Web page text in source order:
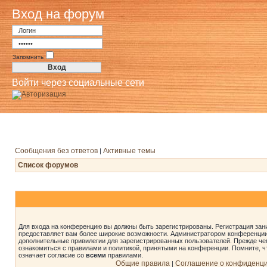
Вход на форум
Запомнить
Войти через социальные сети
Сообщения без ответов | Активные темы
Список форумов
Для входа на конференцию вы должны быть зарегистрированы. Регистрация
предоставляет вам более широкие возможности. Администратором
дополнительные привилегии для зарегистрированных пользователей. Прежде
ознакомиться с правилами и политикой, принятыми на конференции. Помните,
означает согласие со всеми правилами.
Общие правила | Соглашение о